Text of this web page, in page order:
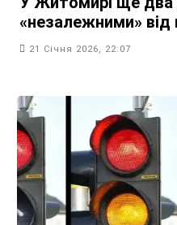
«незалежними» від
21 Січня 2026, 22:07